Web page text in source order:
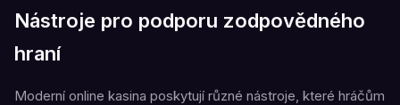
Nástroje pro podporu zodpovědného
hraní
Moderní online kasina poskytují různé nástroje, které hráčům